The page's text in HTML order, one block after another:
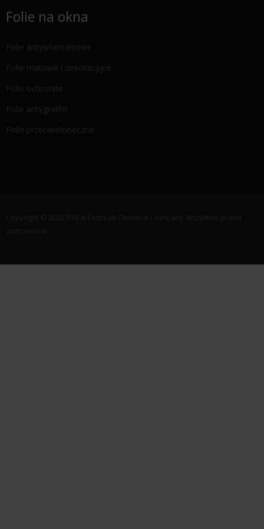
Folie na okna
Folie antywłamaniowe
Folie matowe i dekoracyjne
Folie ochronne
Folie antygraffiti
Folie przeciwsłoneczne